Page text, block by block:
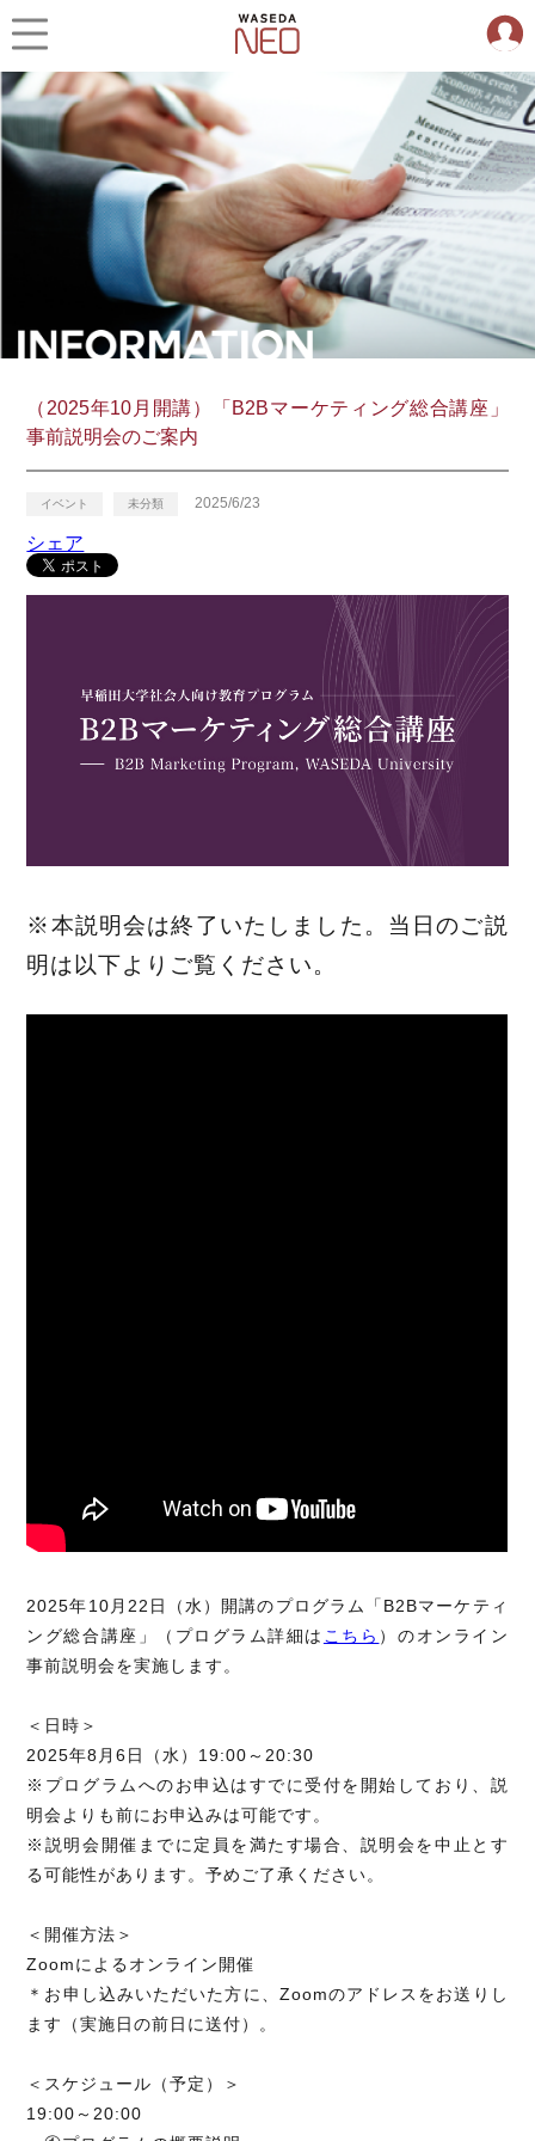
（2025年10月開講）「B2Bマーケティング総合講座」
事前説明会のご案内
イベント 未分類 2025/6/23
シェア
※本説明会は終了いたしました。当日のご説
明は以下よりご覧ください。
2025年10月22日（水）開講のプログラム「B2Bマーケティ
ング総合講座」（プログラム詳細は こちら ）のオンライン
事前説明会を実施します。
＜日時＞
2025年8月6日（水）19:00～20:30
※プログラムへのお申込はすでに受付を開始しており、説
明会よりも前にお申込みは可能です。
※説明会開催までに定員を満たす場合、説明会を中止とす
る可能性があります。予めご了承ください。
＜開催方法＞
Zoomによるオンライン開催
＊お申し込みいただいた方に、Zoomのアドレスをお送りし
ます（実施日の前日に送付）。
＜スケジュール（予定）＞
19:00～20:00